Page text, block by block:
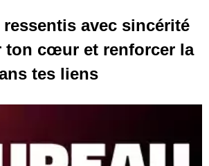
avec sincérité
ton cœur et renforcer la
tes liens